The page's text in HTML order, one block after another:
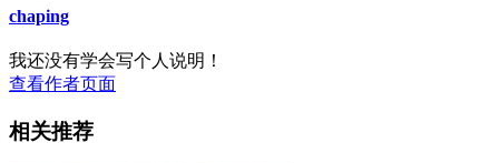
chaping
我还没有学会写个人说明！
查看作者页面
相关推荐